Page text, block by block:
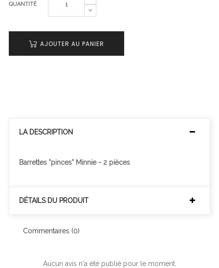
QUANTITÉ
AJOUTER AU PANIER
LA DESCRIPTION
Barrettes "pinces" Minnie - 2 pièces
DÉTAILS DU PRODUIT
Commentaires (0)
Aucun avis n'a été publié pour le moment.